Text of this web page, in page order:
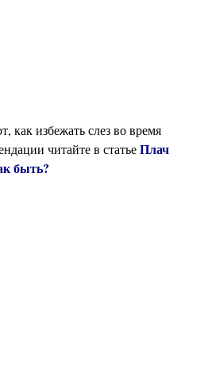
как избежать слез во время
читайте в статьеПлач
быть?